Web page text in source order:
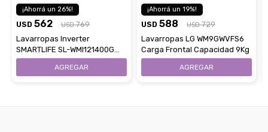
26
USD 562 USD 769
Lavarropas Inverter
SMARTLIFE SL-WMI121400G
Capacidad 12Kg Carga
19
USD 588 USD 729
Lavarropas LG WM9GWVFS6
Carga Frontal Capacidad 9Kg